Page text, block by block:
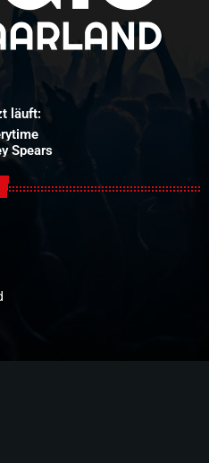
läuft:
Spears